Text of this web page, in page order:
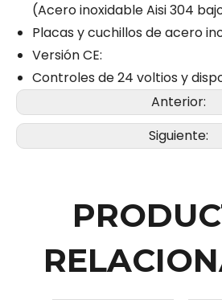
(Acero inoxidable Aisi 304
Placas y cuchillos de acero
Versión CE:
Controles de 24 voltios y
Anterior:
Siguiente: